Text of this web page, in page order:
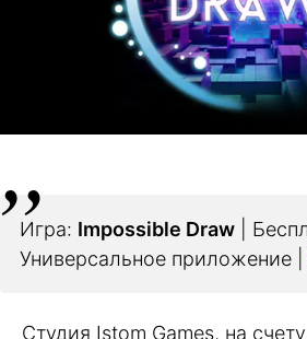
Игра: Impossible Draw |
Универсальное приложение |
Студия Istom Games, на